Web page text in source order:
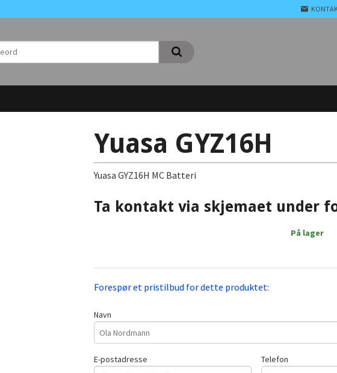
Yuasa GYZ16H
Yuasa GYZ16H MC Batteri
Ta kontakt via skjemaet under
På lager
Forespør et pristilbud for dette produktet:
Navn
E-postadresse Telefon